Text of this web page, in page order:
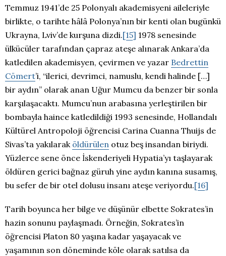
Temmuz 1941’de 25 Polonyalı akademisyeni aileleriyle
birlikte, o tarihte hâlâ Polonya’nın bir kenti olan bugünkü
Ukrayna, Lviv’de kurşuna dizdi.[15] 1978 senesinde
ülkücüler tarafından çapraz ateşe alınarak Ankara’da
katledilen akademisyen, çevirmen ve yazar Bedrettin
Cömert’i, “ilerici, devrimci, namuslu, kendi halinde […]
bir aydın” olarak anan Uğur Mumcu da benzer bir sonla
karşılaşacaktı. Mumcu’nun arabasına yerleştirilen bir
bombayla haince katledildiği 1993 senesinde, Hollandalı
Kültürel Antropoloji öğrencisi Carina Cuanna Thuijs de
Sivas’ta yakılarak öldürülen otuz beş insandan biriydi.
Yüzlerce sene önce İskenderiyeli Hypatia’yı taşlayarak
öldüren gerici bağnaz güruh yine aydın kanına susamış,
bu sefer de bir otel dolusu insanı ateşe veriyordu.[16]
Tarih boyunca her bilge ve düşünür elbette Sokrates’in
hazin sonunu paylaşmadı. Örneğin, Sokrates’in
öğrencisi Platon 80 yaşına kadar yaşayacak ve
yaşamının son döneminde köle olarak satılsa da